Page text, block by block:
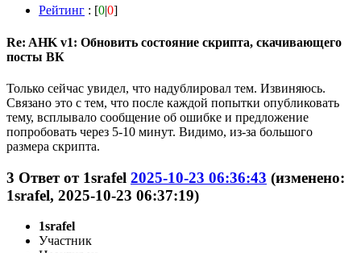
Рейтинг : [0|0]
Re: AHK v1: Обновить состояние скрипта, скачивающего
посты ВК
Только сейчас увидел, что надублировал тем. Извиняюсь.
Связано это с тем, что после каждой попытки опубликовать
тему, всплывало сообщение об ошибке и предложение
попробовать через 5-10 минут. Видимо, из-за большого
размера скрипта.
3 Ответ от 1srafel 2025-10-23 06:36:43 (изменено:
1srafel, 2025-10-23 06:37:19)
1srafel
Участник